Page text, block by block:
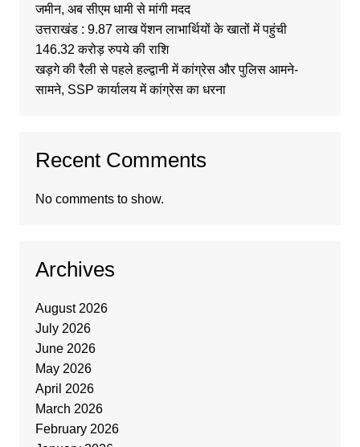
जमीन, अब सीएम धामी से मांगी मदद
उत्तराखंड : 9.87 लाख पेंशन लाभार्थियों के खातों में पहुंची
146.32 करोड़ रुपये की राशि
खड़गे की रैली से पहले हल्द्वानी में कांग्रेस और पुलिस आमने-
सामने, SSP कार्यालय में कांग्रेस का धरना
Recent Comments
No comments to show.
Archives
August 2026
July 2026
June 2026
May 2026
April 2026
March 2026
February 2026